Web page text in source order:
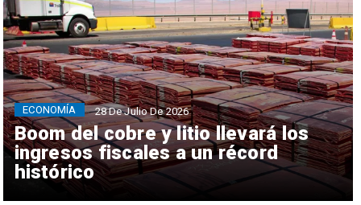
Boom del cobre y litio llevará los
ingresos fiscales a un récord
histórico
ECONOMÍA 28 De Julio De 2026